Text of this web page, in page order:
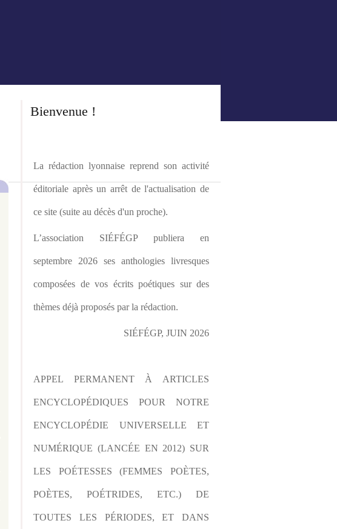
Bienvenue !
La rédaction lyonnaise reprend son activité
éditoriale après un arrêt de l'actualisation de
ce site (suite au décès d'un proche).
L’association SIÉFÉGP publiera en
septembre 2026 ses anthologies livresques
composées de vos écrits poétiques sur des
thèmes déjà proposés par la rédaction.
SIÉFÉGP, JUIN 2026
APPEL PERMANENT À ARTICLES
ENCYCLOPÉDIQUES POUR NOTRE
ENCYCLOPÉDIE UNIVERSELLE ET
NUMÉRIQUE (LANCÉE EN 2012) SUR
LES POÉTESSES (FEMMES POÈTES,
POÈTES, POÉTRIDES, ETC.) DE
TOUTES LES PÉRIODES, ET DANS